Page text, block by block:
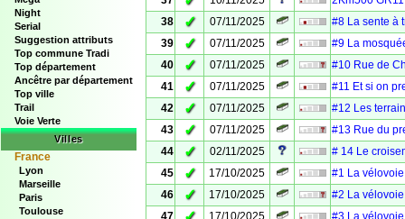
Night
Serial
Suggestion attributs
Top commune Tradi
Top département
Ancêtre par département
Top ville
Trail
Voie Verte
Villes
France
Lyon
Marseille
Paris
Toulouse
38
✓ 07/11/2025
#8 La sente à
39
✓ 07/11/2025
#9 La
40
✓ 07/11/2025
#10 Rue de
41
✓ 07/11/2025
#11 Et si on
42
✓ 07/11/2025
#12 Les
43
✓ 07/11/2025
#13 Rue du
44
✓ 02/11/2025
# 14 Le
45
✓ 17/10/2025
#1 La
46
✓ 17/10/2025
#2 La
47
17/10/2025
#3 La